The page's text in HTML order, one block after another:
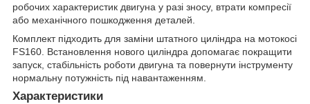
робочих характеристик двигуна у разі зносу, втрати компресії
або механічного пошкодження деталей.
Комплект підходить для заміни штатного циліндра на мотокосі
FS160. Встановлення нового циліндра допомагає покращити
запуск, стабільність роботи двигуна та повернути інструменту
нормальну потужність під навантаженням.
Характеристики